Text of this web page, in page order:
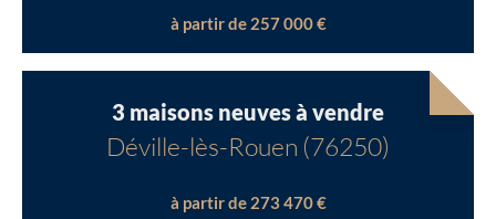
à partir de 257 000 €
3 maisons neuves à vendre
Déville-lès-Rouen (76250)
à partir de 273 470 €